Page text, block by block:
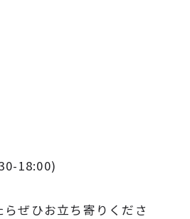
18:00)
ぜひお立ち寄りくださ